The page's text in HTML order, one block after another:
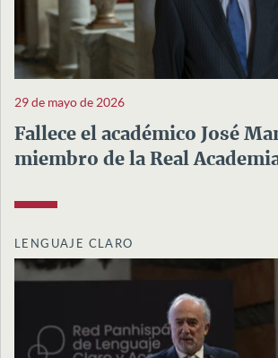
29 de mayo de 2026
Fallece el académico José
miembro de la Real
LENGUAJE CLARO